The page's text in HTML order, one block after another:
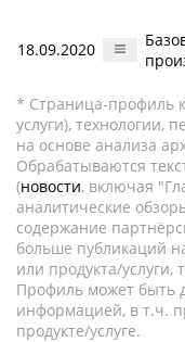
18.09.2020
* Страница-профиль
услуги), технологии,
на основе анализа
Обрабатываются
(новости, включая
аналитические
содержание
больше публикаций
или продукта/
Профиль может быть
информацией, в т.ч.
продукте/услуге.